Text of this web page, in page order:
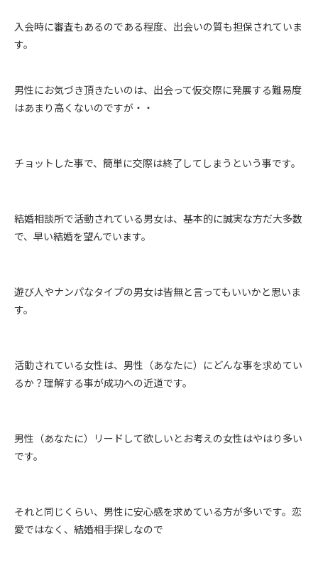
入会時に審査もあるのである程度、出会いの質も担保されていま
す。
男性にお気づき頂きたいのは、出会って仮交際に発展する難易度
はあまり高くないのですが・・
チョットした事で、簡単に交際は終了してしまうという事です。
結婚相談所で活動されている男女は、基本的に誠実な方だ大多数
で、早い結婚を望んでいます。
遊び人やナンパなタイプの男女は皆無と言ってもいいかと思いま
す。
活動されている女性は、男性（あなたに）にどんな事を求めてい
るか？理解する事が成功への近道です。
男性（あなたに）リードして欲しいとお考えの女性はやはり多い
です。
それと同じくらい、男性に安心感を求めている方が多いです。恋
愛ではなく、結婚相手探しなので